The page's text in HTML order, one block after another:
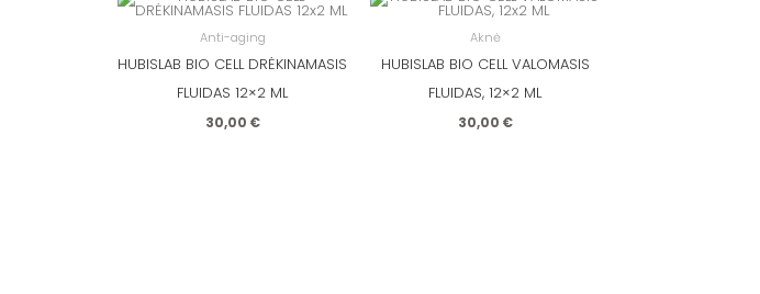
Anti-aging
HUBISLAB BIO CELL DRĖKINAMASIS
FLUIDAS 12×2 ML
30,00 €
Aknė
HUBISLAB BIO CELL VALOMASIS
FLUIDAS, 12×2 ML
30,00 €